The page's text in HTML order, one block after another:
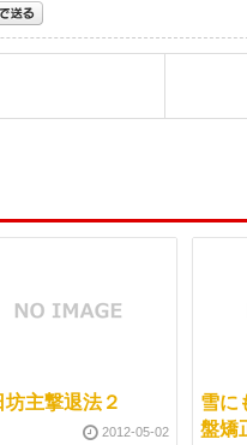
坊主撃退法２
2012-05-02
雪に
盤矯